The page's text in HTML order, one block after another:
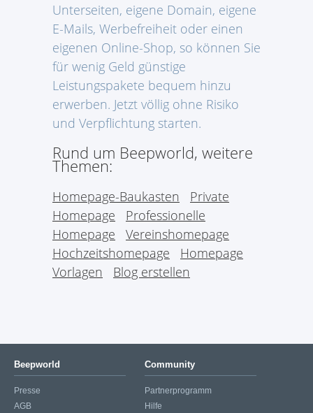
Unterseiten, eigene Domain, eigene
E-Mails, Werbefreiheit oder einen
eigenen Online-Shop, so können Sie
für wenig Geld günstige
Leistungspakete bequem hinzu
erwerben. Jetzt völlig ohne Risiko
und Verpflichtung starten.
Rund um Beepworld, weitere
Themen:
Homepage-Baukasten
Private
Homepage
Professionelle
Homepage
Vereinshomepage
Hochzeitshomepage
Homepage
Vorlagen
Blog erstellen
Beepworld
Presse
AGB
Community
Partnerprogramm
Hilfe